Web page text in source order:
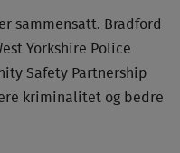
sammensatt. Bradford
Yorkshire Police
Safety Partnership
kriminalitet og bedre